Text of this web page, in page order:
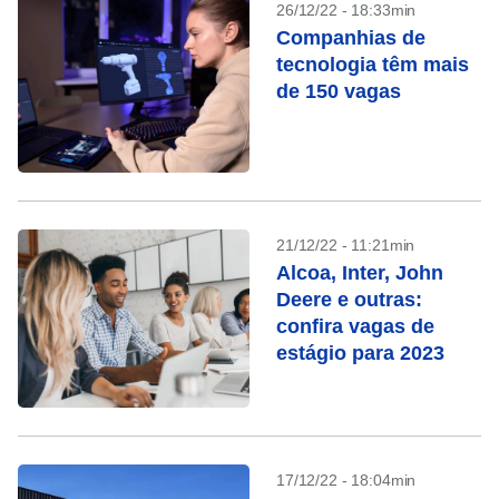
26/12/22 - 18:33min
Companhias de
tecnologia têm mais
de 150 vagas
21/12/22 - 11:21min
Alcoa, Inter, John
Deere e outras:
confira vagas de
estágio para 2023
17/12/22 - 18:04min